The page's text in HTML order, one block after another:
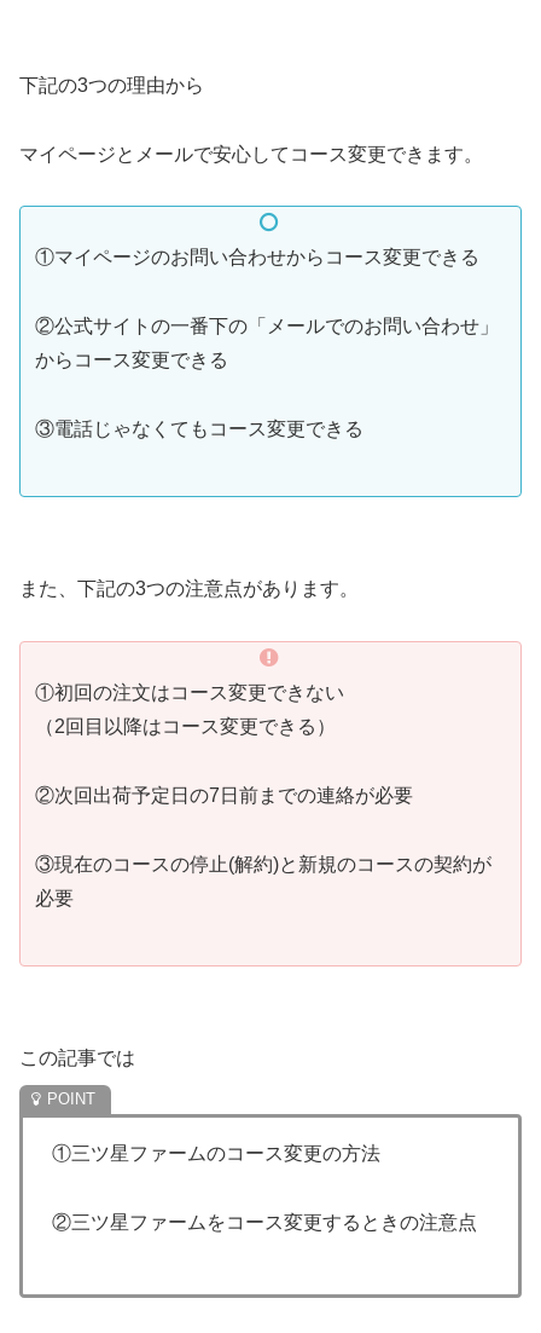
下記の3つの理由から
マイページとメールで安心してコース変更できます。
①マイページのお問い合わせからコース変更できる
②公式サイトの一番下の「メールでのお問い合わせ」
からコース変更できる
③電話じゃなくてもコース変更できる
また、下記の3つの注意点があります。
①初回の注文はコース変更できない
（2回目以降はコース変更できる）
②次回出荷予定日の7日前までの連絡が必要
③現在のコースの停止(解約)と新規のコースの契約が
必要
この記事では
①三ツ星ファームのコース変更の方法
②三ツ星ファームをコース変更するときの注意点